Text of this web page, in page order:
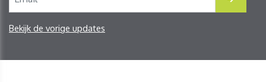
Bekijk de vorige updates